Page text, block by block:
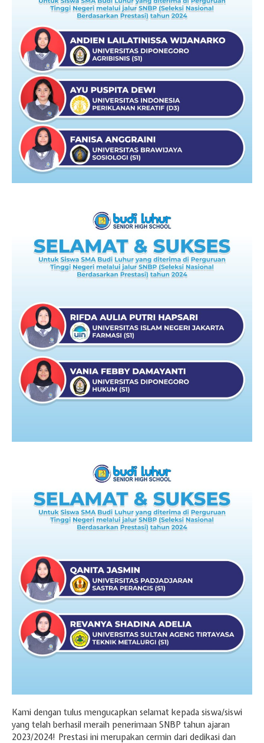
Hari Guru 24 November
Kami dengan tulus mengucapkan selamat kepada siswa/siswi
yang telah berhasil meraih penerimaan SNBP tahun ajaran
2023/2024! Prestasi ini merupakan cermin dari dedikasi dan